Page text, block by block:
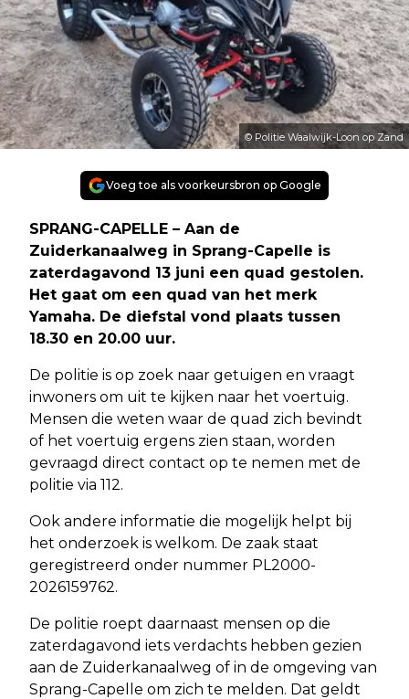
© Politie Waalwijk-Loon op Zand
Voeg toe als voorkeursbron op Google
SPRANG-CAPELLE – Aan de
Zuiderkanaalweg in Sprang-Capelle is
zaterdagavond 13 juni een quad gestolen.
Het gaat om een quad van het merk
Yamaha. De diefstal vond plaats tussen
18.30 en 20.00 uur.
De politie is op zoek naar getuigen en vraagt
inwoners om uit te kijken naar het voertuig.
Mensen die weten waar de quad zich bevindt
of het voertuig ergens zien staan, worden
gevraagd direct contact op te nemen met de
politie via 112.
Ook andere informatie die mogelijk helpt bij
het onderzoek is welkom. De zaak staat
geregistreerd onder nummer PL2000-
2026159762.
De politie roept daarnaast mensen op die
zaterdagavond iets verdachts hebben gezien
aan de Zuiderkanaalweg of in de omgeving van
Sprang-Capelle om zich te melden. Dat geldt